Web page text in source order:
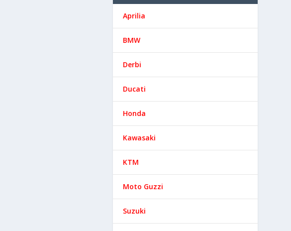
Aprilia
BMW
Derbi
Ducati
Honda
Kawasaki
KTM
Moto Guzzi
Suzuki